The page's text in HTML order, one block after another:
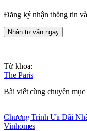
Đăng ký nhận thông tin
Nhận tư vấn ngay
Từ khoá:
The Paris
Bài viết cùng chuyên mục
Chương Trình Ưu Đãi
Vinhomes